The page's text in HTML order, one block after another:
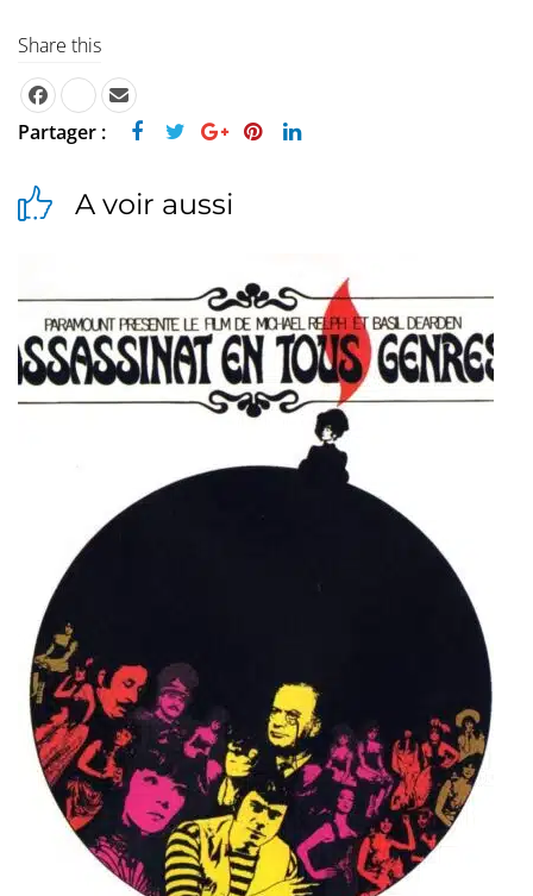
Share this
Partager :
A voir aussi